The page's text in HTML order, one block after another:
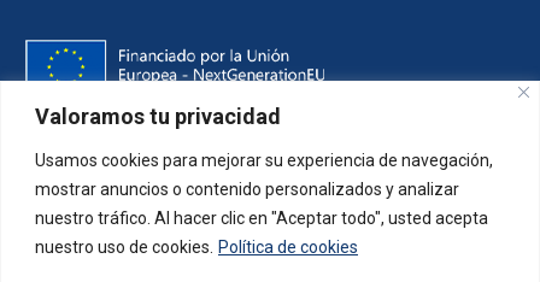
Valoramos tu privacidad
Usamos cookies para mejorar su experiencia de navegación,
mostrar anuncios o contenido personalizados y analizar
nuestro tráfico. Al hacer clic en "Aceptar todo", usted acepta
nuestro uso de cookies. Política de cookies